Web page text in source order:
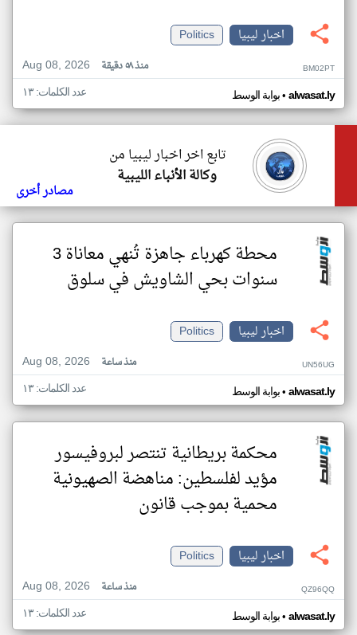
اخبار ليبيا
Politics
Aug 08, 2026
منذ ٥٨ دقيقة BM02PT
بوابة الوسط• alwasat.ly عدد الكلمات: ١٣
تابع اخر اخبار ليبيا من
وكالة الأنباء الليبية
مصادر أخرى
محطة كهرباء جاهزة تُنهي معاناة 3
سنوات بحي الشاويش في سلوق
اخبار ليبيا
Politics
Aug 08, 2026
منذ ساعة UN56UG
بوابة الوسط• alwasat.ly عدد الكلمات: ١٣
محكمة بريطانية تنتصر لبروفيسور
مؤيد لفلسطين: مناهضة الصهيونية
محمية بموجب قانون
اخبار ليبيا
Politics
Aug 08, 2026
منذ ساعة QZ96QQ
بوابة الوسط• alwasat.ly عدد الكلمات: ١٣